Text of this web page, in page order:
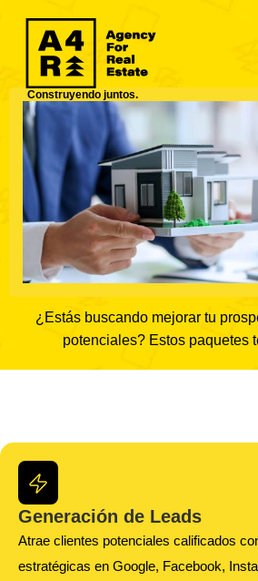
Construyendo juntos.
¿Estás buscando mejorar tu
potenciales? Estos paquetes
Generación de Leads
Atrae clientes potenciales calificados
estratégicas en Google, Facebook,